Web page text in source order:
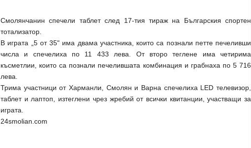
Смолянчанин спечели таблет след 17-тия тираж на Българския спортен
тотализатор.
В играта „5 от 35" има двама участника, които са познали петте печеливши
числа и спечелиха по 11 433 лева. От второ теглене има четирима
късметлии, които са познали печелившата комбинация и грабнаха по 5 716
лева.
Трима участници от Харманли, Смолян и Варна спечелиха LED телевизор,
таблет и лаптоп, изтеглени чрез жребий от всички квитанции, участващи за
играта.
24smolian.com